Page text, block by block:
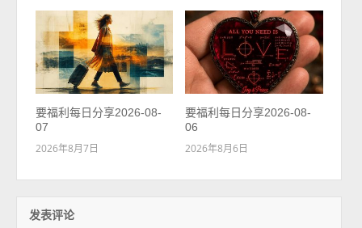
要福利每日分享2026-08-
07
2026年8月7日
要福利每日分享2026-08-
06
2026年8月6日
发表评论